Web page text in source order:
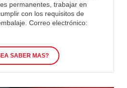
permanentes, trabajar en
con los requisitos de
Correo electrónico:
SABER MAS?